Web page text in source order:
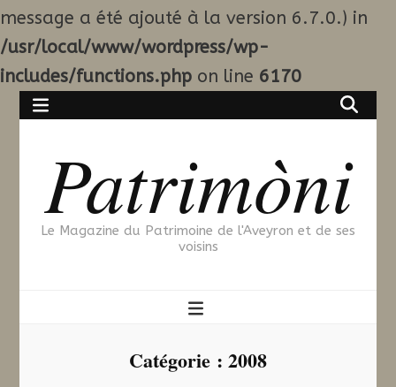
message a été ajouté à la version 6.7.0.) in
/usr/local/www/wordpress/wp-
includes/functions.php on line 6170
Patrimòni
Le Magazine du Patrimoine de l'Aveyron et de ses
voisins
Catégorie : 2008